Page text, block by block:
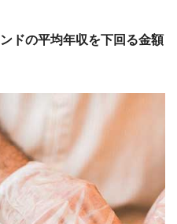
ドの平均年収を下回る金額